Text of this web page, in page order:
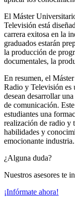
El Máster
Televisión está
carrera exitosa en la
graduados estarán
la producción de
documentales, la
En resumen, el
Radio y Televisión es
desean desarrollar
de comunicación.
estudiantes una
realización de radio y
habilidades y
emocionante industria.
¿Alguna duda?
Nuestros asesores te
¡Infórmate ahora!